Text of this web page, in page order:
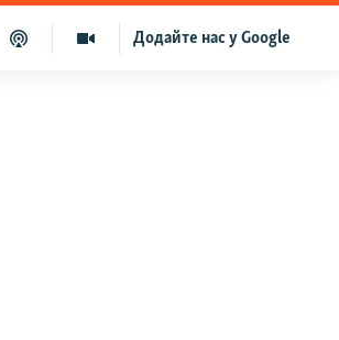
Додайте нас у Google